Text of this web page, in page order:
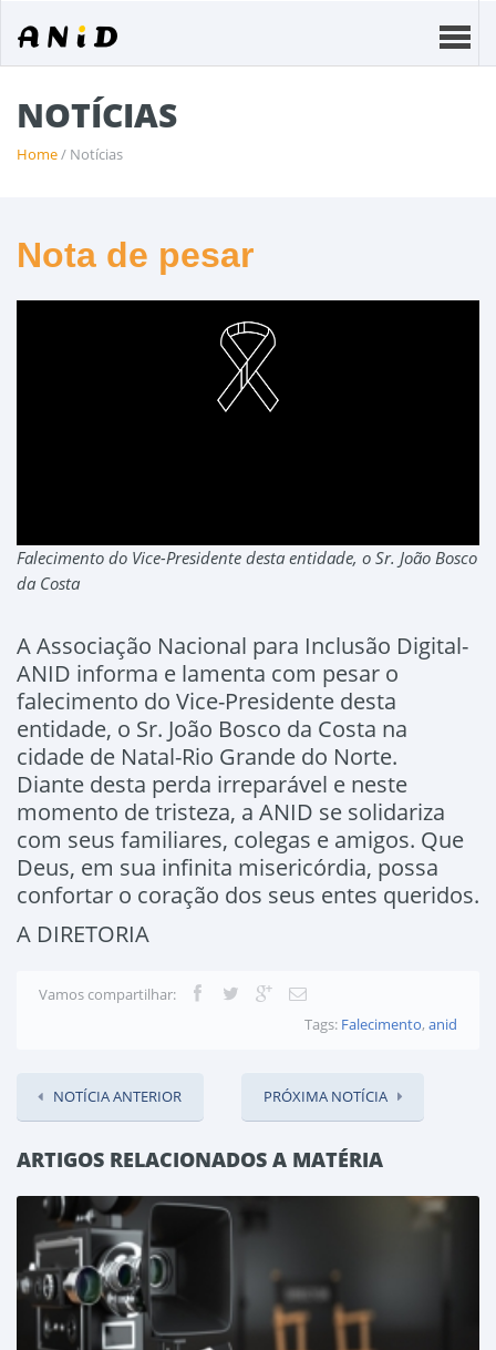
NOTÍCIAS
Home/ Notícias
Nota de pesar
Falecimento do Vice-Presidente desta entidade, o Sr. João Bosco
da Costa
A Associação Nacional para Inclusão Digital-
ANID informa e lamenta com pesar o
falecimento do Vice-Presidente desta
entidade, o Sr. João Bosco da Costa na
cidade de Natal-Rio Grande do Norte.
Diante desta perda irreparável e neste
momento de tristeza, a ANID se solidariza
com seus familiares, colegas e amigos. Que
Deus, em sua infinita misericórdia, possa
confortar o coração dos seus entes queridos.
A DIRETORIA
Vamos compartilhar:
Tags: Falecimento, anid
NOTÍCIA ANTERIOR PRÓXIMA NOTÍCIA
ARTIGOS RELACIONADOS A MATÉRIA